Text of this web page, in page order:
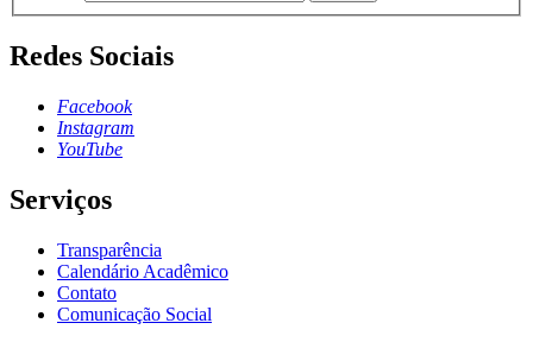
Redes Sociais
Facebook
Instagram
YouTube
Serviços
Transparência
Calendário Acadêmico
Contato
Comunicação Social